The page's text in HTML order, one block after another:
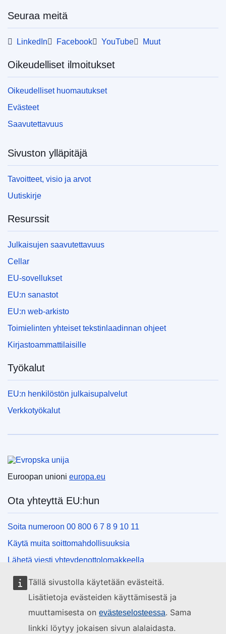
Tällä sivustolla käytetään evästeitä.
Lisätietoja evästeiden käyttämisestä ja
muuttamisesta on evästeselosteessa. Sama
linkki löytyy jokaisen sivun alalaidasta.
Seuraa meitä
LinkedIn Facebook YouTube Muut
Oikeudelliset ilmoitukset
Oikeudelliset huomautukset
Evästeet
Saavutettavuus
Sivuston ylläpitäjä
Tavoitteet, visio ja arvot
Uutiskirje
Resurssit
Julkaisujen saavutettavuus
Cellar
EU-sovellukset
EU:n sanastot
EU:n web-arkisto
Toimielinten yhteiset tekstinlaadinnan ohjeet
Kirjastoammattilaisille
Työkalut
EU:n henkilöstön julkaisupalvelut
Verkkotyökalut
Euroopan unioni
Euroopan unioni europa.eu
Ota yhteyttä EU:hun
Soita numeroon 00 800 6 7 8 9 10 11
Käytä muita soittomahdollisuuksia
Lähetä viesti yhteydenottolomakkeella
Käy EU:n tiedotuspisteessä
Sosiaalinen media
EU sosiaalisessa mediassa